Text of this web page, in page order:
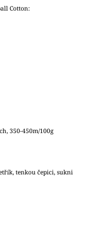
Cotton:
350-450m/100g
tenkou čepici, sukni